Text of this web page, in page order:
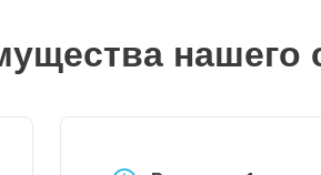
нашего